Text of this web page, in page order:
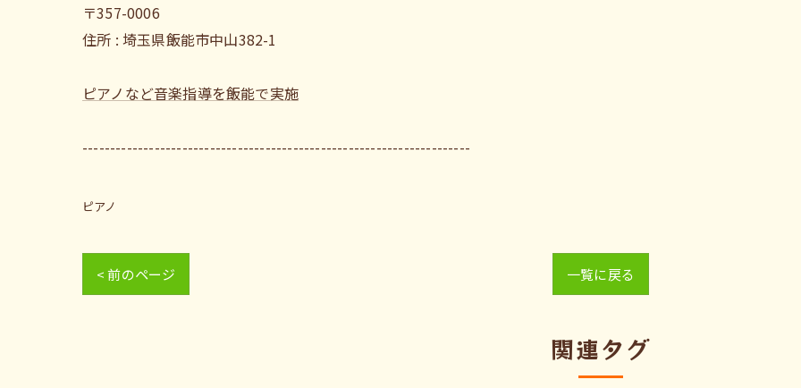
〒357-0006
住所 : 埼玉県飯能市中山382-1
ピアノなど音楽指導を飯能で実施
----------------------------------------------------------------------
ピアノ
< 前のページ 一覧に戻る
関連タグ